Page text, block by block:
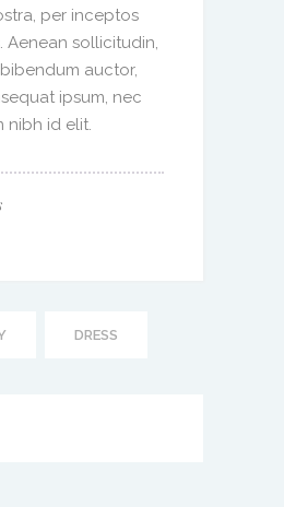
per inceptos
Aenean sollicitudin,
auctor,
ipsum, nec
nibh id elit.
DRESS